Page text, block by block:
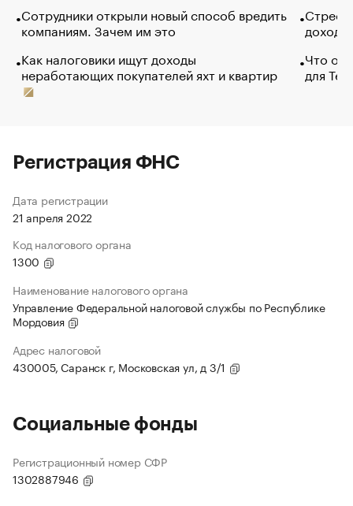
Сотрудники открыли новый способ вредить
компаниям. Зачем им это
Как налоговики ищут доходы
неработающих покупателей яхт и квартир
Что
для
Регистрация ФНС
Дата регистрации
21 апреля 2022
Код налогового органа
1300
Наименование налогового органа
Управление Федеральной налоговой службы по Республике
Мордовия
Адрес налоговой
430005, Саранск г, Московская ул, д 3/1
Социальные фонды
Регистрационный номер СФР
1302887946